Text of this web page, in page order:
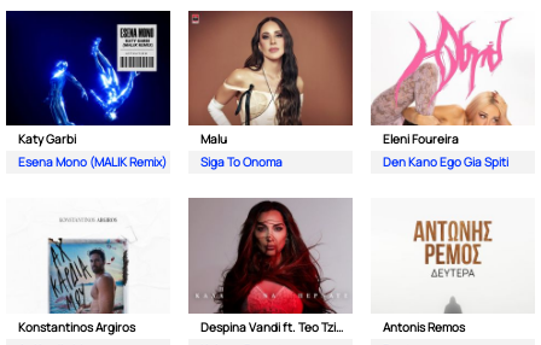
Katy Garbi
Esena Mono (MALIK Remix)
Malu
Siga To Onoma
Eleni Foureira
Den Kano Ego Gia Spiti
Konstantinos Argiros
Despina Vandi ft. Teo Tzimas
Antonis Remos